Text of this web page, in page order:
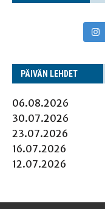
PÄI­VÄN LEHDET
06.08.2026
30.07.2026
23.07.2026
16.07.2026
12.07.2026